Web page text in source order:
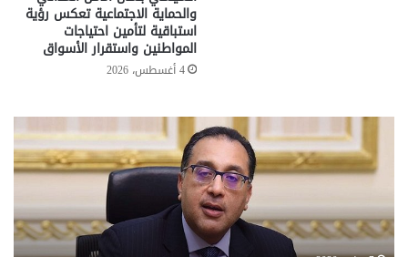
والحماية الاجتماعية تعكس رؤية
استباقية لتأمين احتياجات
المواطنين واستقرار الأسواق
4 أغسطس، 2026
تحركات
حكومية
لحسم
قانون
القديم..والبرلمان:
جاهزون
..